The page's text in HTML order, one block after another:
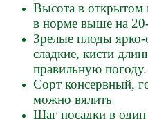
Высота в открытом
в норме выше на
Зрелые плоды
сладкие, кисти
правильную погоду.
Сорт консервный,
можно вялить
Шаг посадки в один